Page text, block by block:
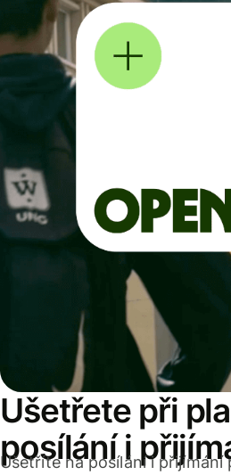
Ušetřete při
posílání i
Ušetříte na posílání i přijímání